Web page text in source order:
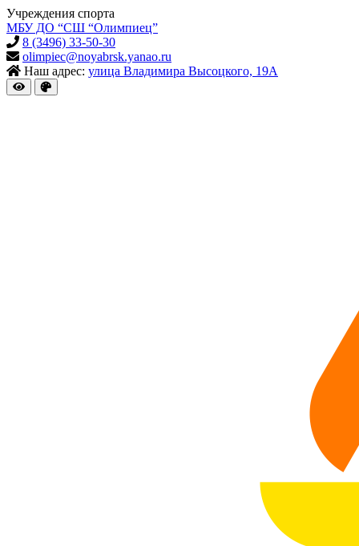
Учреждения спорта
МБУ ДО “СШ “Олимпиец”
8 (3496) 33-50-30
olimpiec@noyabrsk.yanao.ru
Наш адрес: улица Владимира Высоцкого, 19А